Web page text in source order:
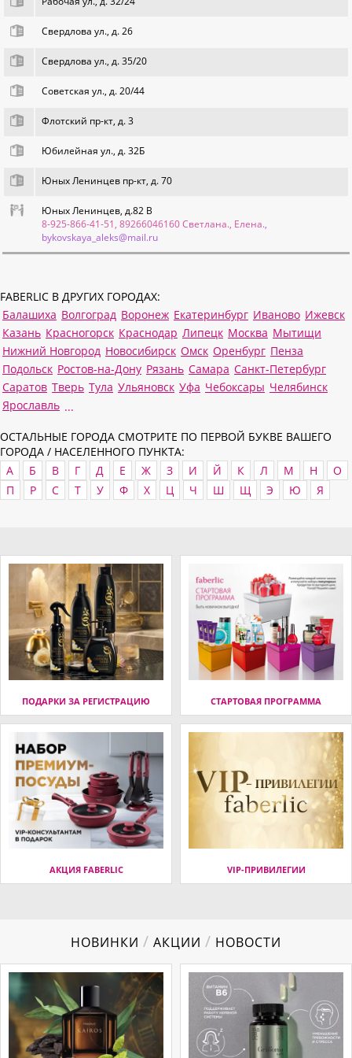
Свердлова ул., д. 26
Свердлова ул., д. 35/20
Советская ул., д. 20/44
Флотский пр-кт, д. 3
Юбилейная ул., д. 32Б
Юных Ленинцев пр-кт, д. 70
Юных Ленинцев, д.82 В
8-925-866-41-51, 89266046160 Светлана., Елена.,
bykovskaya_aleks@mail.ru
FABERLIC В ДРУГИХ ГОРОДАХ:
Балашиха Волгоград Воронеж Екатеринбург Иваново Ижевск
Казань Красногорск Краснодар Липецк Москва Мытищи
Нижний Новгород Новосибирск Омск Оренбург Пенза
Подольск Ростов-на-Дону Рязань Самара Санкт-Петербург
Саратов Тверь Тула Ульяновск Уфа Чебоксары Челябинск
Ярославль ...
ОСТАЛЬНЫЕ ГОРОДА СМОТРИТЕ ПО ПЕРВОЙ БУКВЕ ВАШЕГО
ГОРОДА / НАСЕЛЕННОГО ПУНКТА:
А
Б В Г Д Е Ж З И Й К Л М Н
О
П
Р С Т У Ф Х Ц Ч Ш Щ Э Ю Я
ПОДАРКИ ЗА РЕГИСТРАЦИЮ СТАРТОВАЯ ПРОГРАММА
АКЦИЯ FABERLIC VIP-ПРИВИЛЕГИИ
НОВИНКИ / АКЦИИ / НОВОСТИ